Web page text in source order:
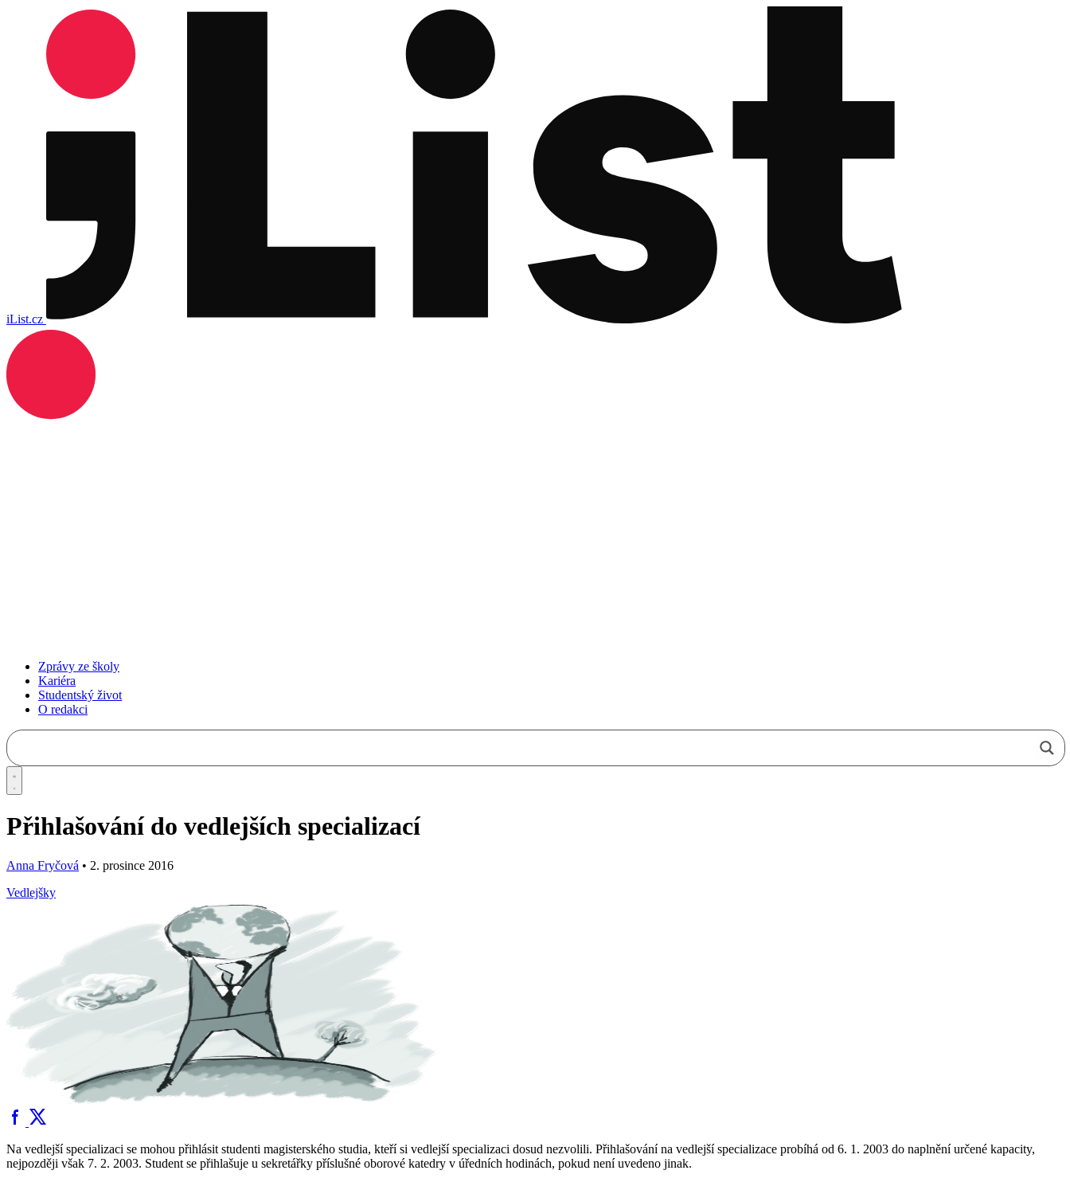
iList.cz
Zprávy ze školy
Kariéra
Studentský život
O redakci
Přihlašování do vedlejších specializací
Anna Fryčová • 2. prosince 2016
Vedlejšky
Na vedlejší specializaci se mohou přihlásit studenti magisterského studia, kteří si vedlejší specializaci dosud nezvolili. Přihlašování na vedlejší specializace probíhá od 6. 1. 2003 do naplnění určené kapacity,
nejpozději však 7. 2. 2003. Student se přihlašuje u sekretářky příslušné oborové katedry v úředních hodinách, pokud není uvedeno jinak.